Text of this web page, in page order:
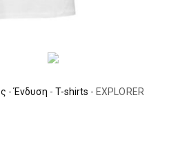
- Ένδυση - T-shirts - EXPLORER